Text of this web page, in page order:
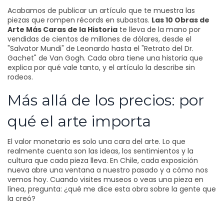
Acabamos de publicar un artículo que te muestra las
piezas que rompen récords en subastas. Las 10 Obras de
Arte Más Caras de la Historia te lleva de la mano por
vendidas de cientos de millones de dólares, desde el
"Salvator Mundi" de Leonardo hasta el "Retrato del Dr.
Gachet" de Van Gogh. Cada obra tiene una historia que
explica por qué vale tanto, y el artículo la describe sin
rodeos.
Más allá de los precios: por
qué el arte importa
El valor monetario es solo una cara del arte. Lo que
realmente cuenta son las ideas, los sentimientos y la
cultura que cada pieza lleva. En Chile, cada exposición
nueva abre una ventana a nuestro pasado y a cómo nos
vemos hoy. Cuando visites museos o veas una pieza en
línea, pregunta: ¿qué me dice esta obra sobre la gente que
la creó?